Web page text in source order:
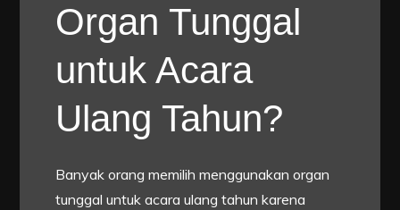
Organ Tunggal
untuk Acara
Ulang Tahun?
Banyak orang memilih menggunakan organ
tunggal untuk acara ulang tahun karena